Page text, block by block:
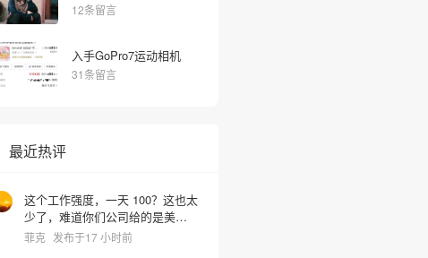
12条留言
入手GoPro7运动相机
31条留言
最近热评
这个工作强度，一天 100？这也太
少了，难道你们公司给的是美元
啊？
菲克 发布于17 小时前